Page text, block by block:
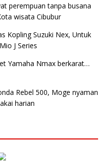
perempuan tanpa busana
wisata Cibubur
Kopling Suzuki Nex, Untuk
J Series
Yamaha Nmax berkarat…
Rebel 500, Moge nyaman
harian